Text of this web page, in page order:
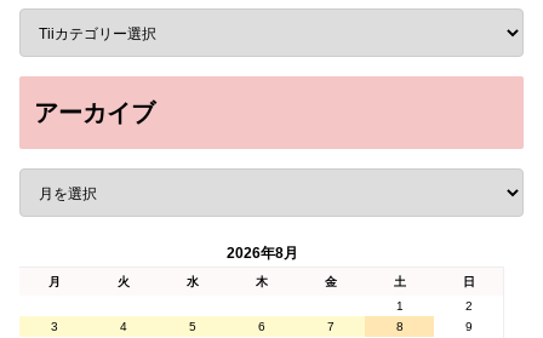
アーカイブ
2026年8月
月 火 水 木 金 土
日
1
2
3
4 5 6 7 8
9